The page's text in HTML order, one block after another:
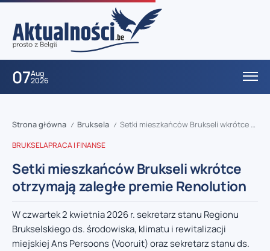
07Aug
2026
Strona główna / Bruksela / Setki mieszkańców Brukseli wkrótce otrzymają zaległe premie Renolution
BRUKSELAPRACA I FINANSE
Setki mieszkańców Brukseli wkrótce
otrzymają zaległe premie Renolution
W czwartek 2 kwietnia 2026 r. sekretarz stanu Regionu
Brukselskiego ds. środowiska, klimatu i rewitalizacji
miejskiej Ans Persoons (Vooruit) oraz sekretarz stanu ds.